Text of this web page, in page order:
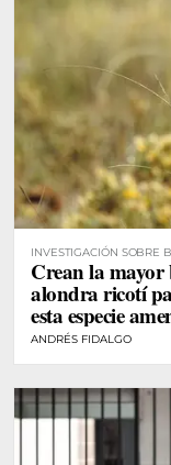
INVESTIGACIÓN SOBRE
Crean la mayor
alondra ricotí
esta especie
ANDRÉS FIDALGO